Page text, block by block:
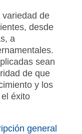
de
desde
a
sean
de que
y los
éxito
general